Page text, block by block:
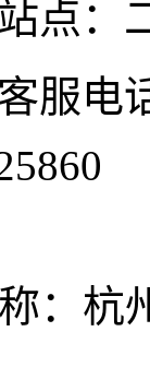
点：
服电
： 杭